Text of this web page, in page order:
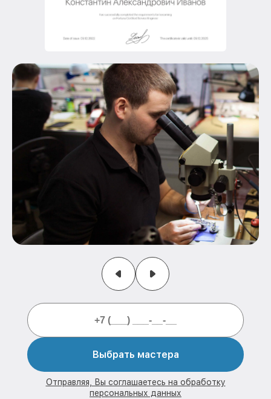
Выбрать мастера
Отправляя, Вы соглашаетесь на обработку
персональных данных